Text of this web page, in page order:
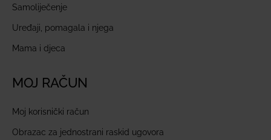
Samoliječenje
Uređaji, pomagala i njega
Mama i djeca
MOJ RAČUN
Moj korisnički račun
Obrazac za jednostrani raskid ugovora